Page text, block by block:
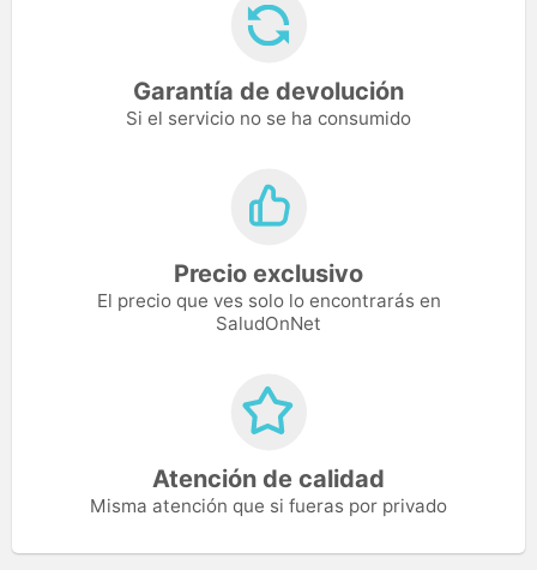
Garantía de devolución
Si el servicio no se ha consumido
Precio exclusivo
El precio que ves solo lo encontrarás en
SaludOnNet
Atención de calidad
Misma atención que si fueras por privado